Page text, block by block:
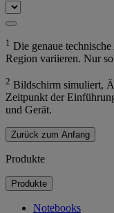
1 Die genaue
Region variieren. Nur
2 Bildschirm simuliert,
Zeitpunkt der
und Gerät.
Zurück zum Anfang
Produkte
Produkte
Notebooks